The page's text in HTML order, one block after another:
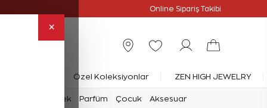
×
Online Sipariş Takibi
Yüzük Özel Koleksiyonlar ZEN HIGH JEWELRY
Erkek Parfüm Çocuk Aksesuar